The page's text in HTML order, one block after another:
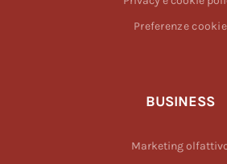
Preferenze cookie
BUSINESS
Marketing